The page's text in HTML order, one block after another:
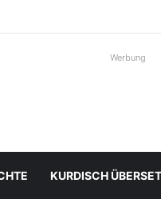
Werbung
KURDISCH